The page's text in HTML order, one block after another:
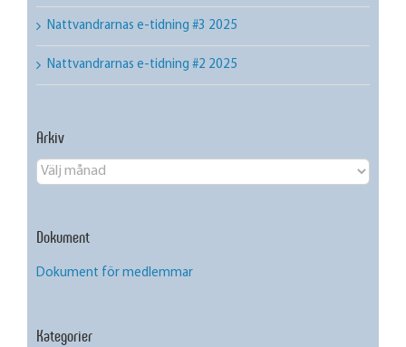
Nattvandrarnas e-tidning #3 2025
Nattvandrarnas e-tidning #2 2025
Arkiv
Arkiv
Dokument
Dokument för medlemmar
Kategorier